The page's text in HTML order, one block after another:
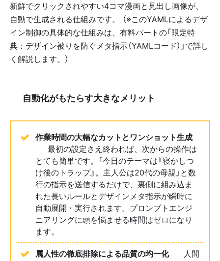
新鮮でクリックされやすい4コマ漫画と見出し画像が、
自動で生成される仕組みです。 （※このYAMLによるデザ
イン制御の具体的な仕組みは、有料パートの「限定特
典：デザイン被りを防ぐメタ指示（YAMLコード）」で詳し
く解説します。）
🚀 自動化がもたらす大きなメリット
作業時間の大幅なカットとワンショット生成
⏱️ 最初の設定さえ終われば、次からの操作は
とても簡単です。「今日のテーマは『寝かしつ
け後のトラップ』。主人公は20代の母親」と数
行の指示を送信するだけで、裏側に組み込ま
れた長いルールとデザインメタ指示が瞬時に
自動展開・実行されます。プロンプトエンジ
ニアリングに頭を悩ませる時間はゼロになり
ます。
属人性の徹底排除による品質の均一化💎 人間